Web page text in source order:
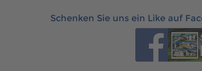
Schenken Sie uns ein Like auf